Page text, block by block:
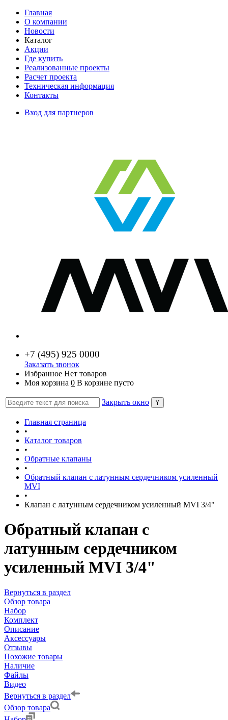
Главная
О компании
Новости
Каталог
Акции
Где купить
Реализованные проекты
Расчет проекта
Техническая информация
Контакты
Вход для партнеров
+7 (495) 925 0000
Заказать звонок
Избранное Нет товаров
Моя корзина 0 В корзине пусто
Закрыть окно
Главная страница
•
Каталог товаров
•
Обратные клапаны
•
Обратный клапан с латунным сердечником усиленный
MVI
•
Клапан с латунным сердечником усиленный MVI 3/4"
Обратный клапан с
латунным сердечником
усиленный MVI 3/4"
Вернуться в раздел
Обзор товара
Набор
Комплект
Описание
Аксессуары
Отзывы
Похожие товары
Наличие
Файлы
Видео
Вернуться в раздел
Обзор товара